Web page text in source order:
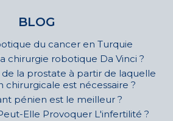
BLOG
du cancer en Turquie
chirurgie robotique Da Vinci ?
la prostate à partir de laquelle
chirurgicale est nécessaire ?
pénien est le meilleur ?
Elle Provoquer L'infertilité ?